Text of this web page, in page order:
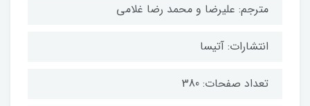
مترجم: علیرضا و محمد رضا غلامی
انتشارات: آتیسا
تعداد صفحات: 380